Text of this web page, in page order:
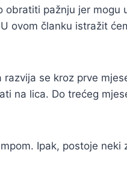
pažnju jer mogu
ovom članku istražit
se kroz prve
na lica. Do trećeg
Ipak, postoje neki